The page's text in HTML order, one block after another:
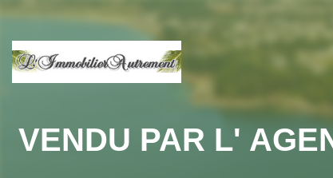
VENDU PAR L'